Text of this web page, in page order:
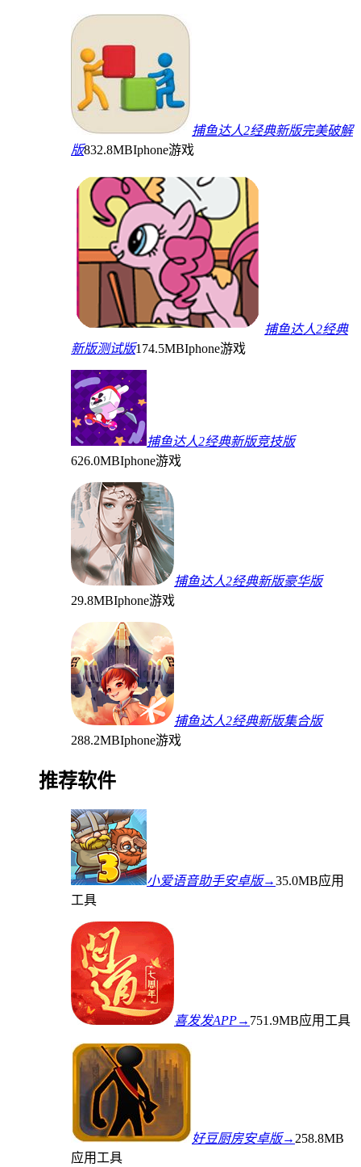
捕鱼达人2经典新版完美破解
版832.8MBIphone游戏
捕鱼达人2经典
新版测试版174.5MBIphone游戏
捕鱼达人2经典新版竞技版
626.0MBIphone游戏
捕鱼达人2经典新版豪华版
29.8MBIphone游戏
捕鱼达人2经典新版集合版
288.2MBIphone游戏
推荐软件
小爱语音助手安卓版→35.0MB应用
工具
喜发发APP→ 751.9MB应用工具
好豆厨房安卓版→ 258.8MB
应用工具